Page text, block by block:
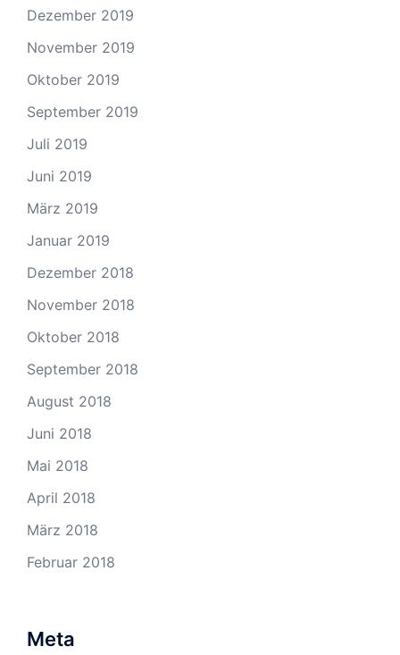
Dezember 2019
November 2019
Oktober 2019
September 2019
Juli 2019
Juni 2019
März 2019
Januar 2019
Dezember 2018
November 2018
Oktober 2018
September 2018
August 2018
Juni 2018
Mai 2018
April 2018
März 2018
Februar 2018
Meta